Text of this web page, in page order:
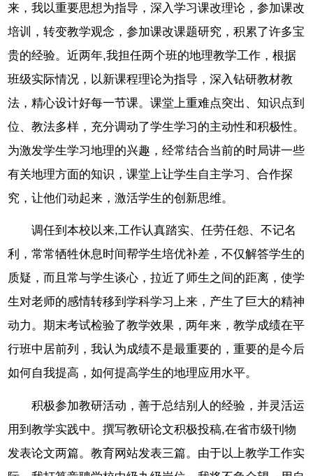
来，我以重要思想为指导，深入学习课改理论，参加课改
培训，转变教学观念，参加课改课题研究，积累了许多宝
贵的经验。近两年,我担任两个班的地理教学工作，根据
班级实际情况，以新课程理论为指导，深入钻研教材教
法，精心设计好每一节课。课堂上重难点突出、知识点到
位、教法多样，充分调动了学生学习的主动性和积极性。
为激发学生学习地理的兴趣，经常结合当前的时局讲一些
有关地理方面的知识，课堂上让学生自主学习、合作探
究，让他们动起来，激活学生的创新思维。
调任到本校以来,工作认真踏实、任劳任怨、不记名
利，常常牺牲休息时间帮学生培优补差，不仅解答学生的
质疑，而且常与学生谈心，拉近了师生之间的距离，使学
生对老师的感情转移到学科学习上来，产生了巨大的精神
动力。期末考试检验了教学效果，两年来，教学成绩在平
行班中居前列，我认为成绩不是最重要的，重要的是今后
如何自我提高，如何提高学生的地理应用水平。
积极参加教研活动，善于总结别人的经验，并灵活运
用到教学实践中。撰写教研论文积极投稿,在省市级刊物
发表论文两篇。教育网站发表三篇。由于以上教学工作实